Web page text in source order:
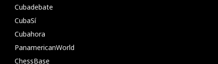
Cubadebate
CubaSí
Cubahora
PanamericanWorld
ChessBase